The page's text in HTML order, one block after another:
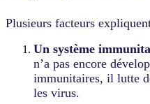
Plusieurs facteurs
Un système
n’a pas encore
immunitaires, il lutte
les virus.